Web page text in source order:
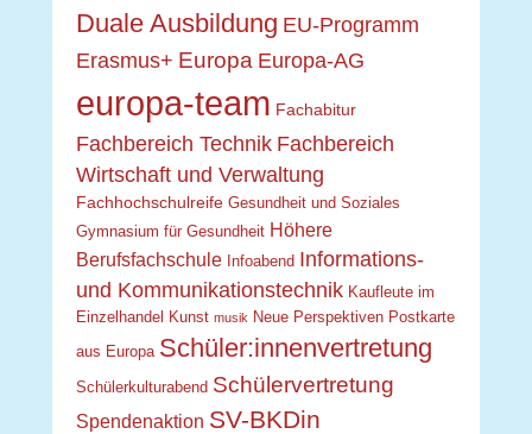
Duale Ausbildung EU-Programm
Erasmus+ Europa Europa-AG
europa-team Fachabitur
Fachbereich Technik Fachbereich
Wirtschaft und Verwaltung
Fachhochschulreife Gesundheit und Soziales
Gymnasium für Gesundheit Höhere
Berufsfachschule Infoabend Informations-
und Kommunikationstechnik Kaufleute im
Einzelhandel
Kunst musik Neue Perspektiven Postkarte
aus Europa Schüler:innenvertretung
Schülerkulturabend Schülervertretung
Spendenaktion SV-BKDin